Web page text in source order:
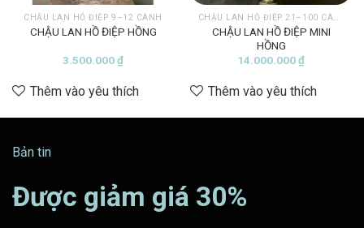
CHẬU LAN HỒ ĐIỆP 9–12 CÀNH
CHẬU LAN HỒ ĐIỆP HỒNG
3.500.000₫
Thêm vào yêu thích
CHẬU LAN HỒ ĐIỆP MINI
HỒNG
14.000.000₫
Thêm vào yêu thích
Bản tin
Được giảm giá 30%